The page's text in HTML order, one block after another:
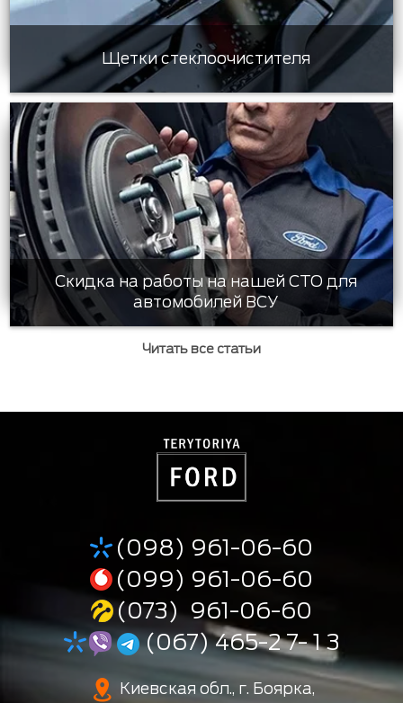
Щетки стеклоочистителя
Скидка на работы на нашей СТО для
автомобилей ВСУ
Читать все статьи
(098) 961-06-60
(099) 961-06-60
(073) 961-06-60
(067) 465-2 7- 1 3
Киевская обл., г. Боярка,